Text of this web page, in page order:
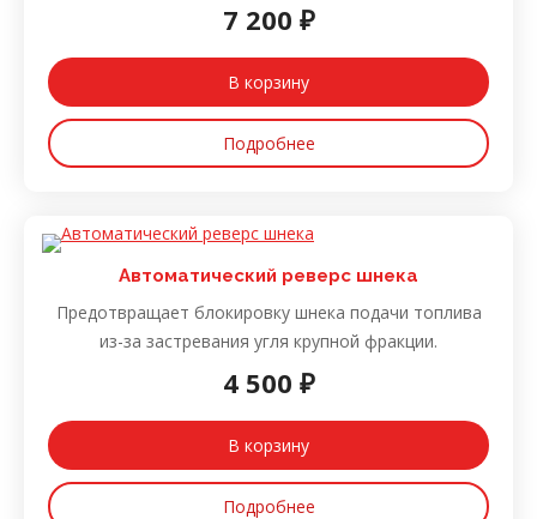
7 200 ₽
В корзину
Подробнее
Автоматический реверс шнека
Предотвращает блокировку шнека подачи топлива
из-за застревания угля крупной фракции.
4 500 ₽
В корзину
Подробнее